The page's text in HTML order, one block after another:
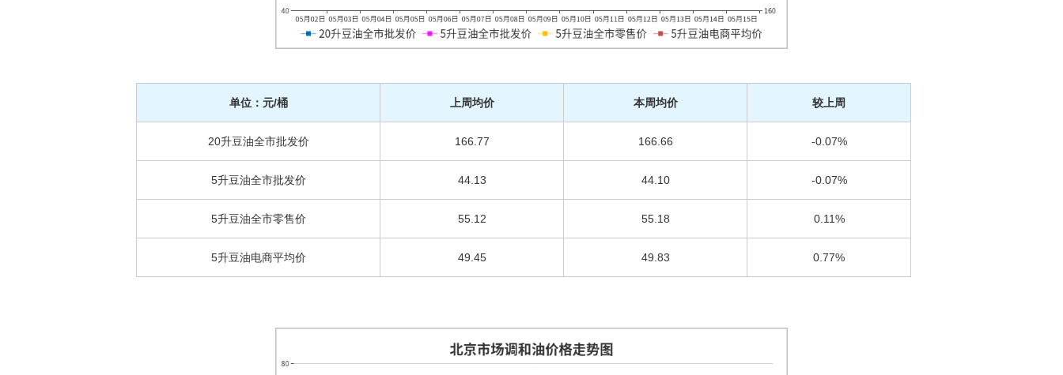
单位：元/桶 上周均价 本周均价 较上周
20升豆油全市批发价 166.77 166.66 -0.07%
5升豆油全市批发价 44.13 44.10 -0.07%
5升豆油全市零售价 55.12 55.18 0.11%
5升豆油电商平均价 49.45 49.83 0.77%